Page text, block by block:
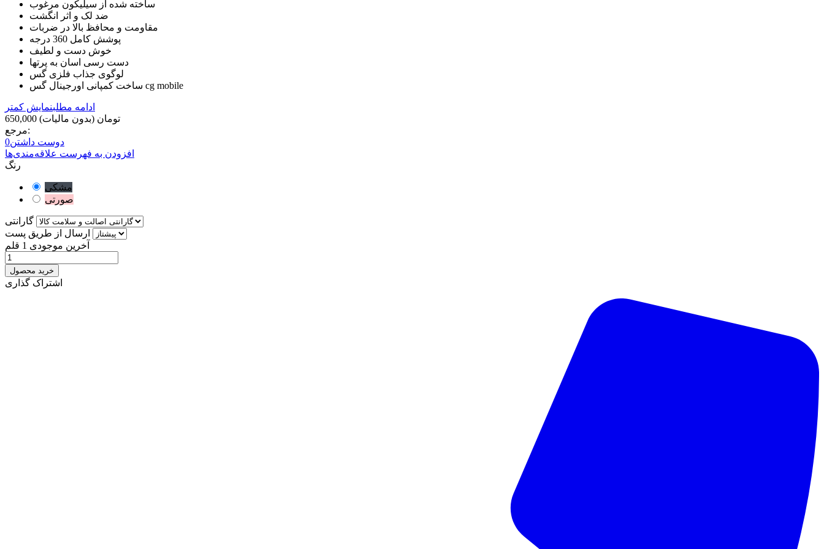
ساخته شده از سیلیکون مرغوب
ضد لک و اثر انگشت
مقاومت و محافظ بالا در ضربات
پوشش کامل 360 درجه
خوش دست و لطیف
دست رسی اسان به پرتها
لوگوی جذاب فلزی گس
ساخت کمپانی اورجینال گس cg mobile
ادامه مطلبنمایش کمتر
650,000 تومان (بدون مالیات)
مرجع:
دوست داشتن0
افزودن به فهرست علاقه‌مندی‌ها
رنگ
مشکی
صورتی
گارانتی
ارسال از طریق پست
آخرین موجودی 1 قلم
خرید محصول
اشتراک گذاری